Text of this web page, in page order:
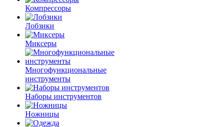
Компрессоры
Лобзики
Миксеры
Многофункциональные
инструменты
Наборы инструментов
Ножницы